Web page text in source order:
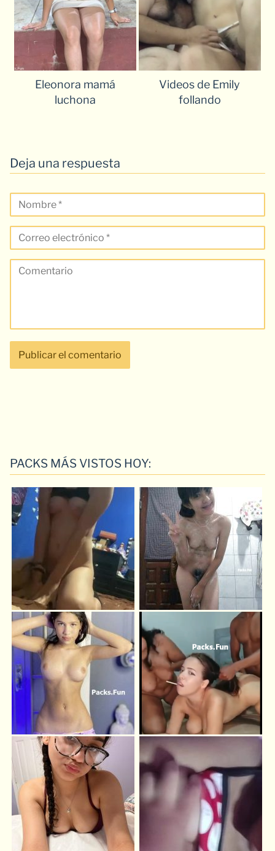
Eleonora mamá
luchona
Videos de Emily
follando
Deja una respuesta
PACKS MÁS VISTOS HOY: